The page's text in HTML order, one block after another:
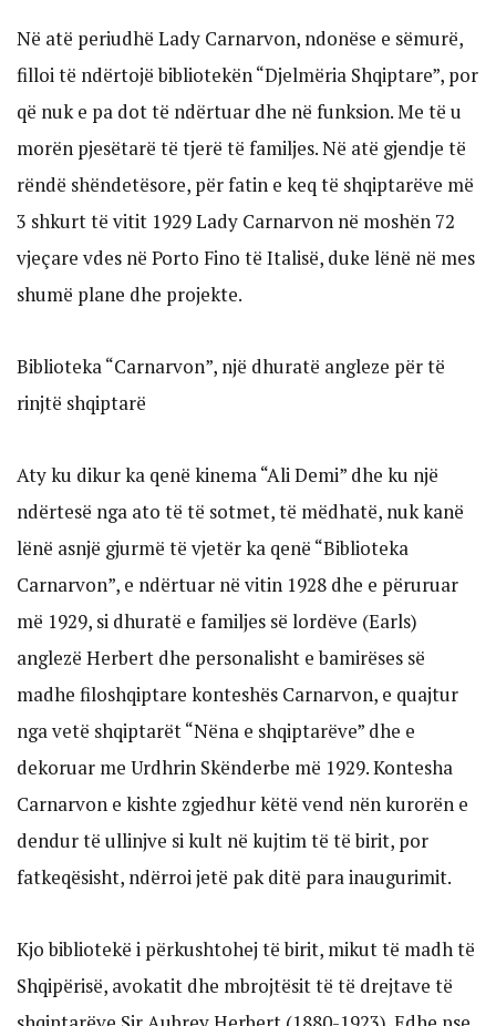
Në atë periudhë Lady Carnarvon, ndonëse e sëmurë,
filloi të ndërtojë bibliotekën “Djelmëria Shqiptare”, por
që nuk e pa dot të ndërtuar dhe në funksion. Me të u
morën pjesëtarë të tjerë të familjes. Në atë gjendje të
rëndë shëndetësore, për fatin e keq të shqiptarëve më
3 shkurt të vitit 1929 Lady Carnarvon në moshën 72
vjeçare vdes në Porto Fino të Italisë, duke lënë në mes
shumë plane dhe projekte.
Biblioteka “Carnarvon”, një dhuratë angleze për të
rinjtë shqiptarë
Aty ku dikur ka qenë kinema “Ali Demi” dhe ku një
ndërtesë nga ato të të sotmet, të mëdhatë, nuk kanë
lënë asnjë gjurmë të vjetër ka qenë “Biblioteka
Carnarvon”, e ndërtuar në vitin 1928 dhe e përuruar
më 1929, si dhuratë e familjes së lordëve (Earls)
anglezë Herbert dhe personalisht e bamirëses së
madhe filoshqiptare konteshës Carnarvon, e quajtur
nga vetë shqiptarët “Nëna e shqiptarëve” dhe e
dekoruar me Urdhrin Skënderbe më 1929. Kontesha
Carnarvon e kishte zgjedhur këtë vend nën kurorën e
dendur të ullinjve si kult në kujtim të të birit, por
fatkeqësisht, ndërroi jetë pak ditë para inaugurimit.
Kjo bibliotekë i përkushtohej të birit, mikut të madh të
Shqipërisë, avokatit dhe mbrojtësit të të drejtave të